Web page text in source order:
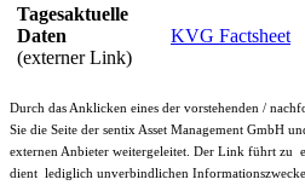
Tagesaktuelle
Daten
(externer Link)
KVG Factsheet
Durch das Anklicken eines der vorstehenden /
Sie die Seite der sentix Asset Management GmbH
externen Anbieter weitergeleitet. Der Link führt zu
dient lediglich unverbindlichen